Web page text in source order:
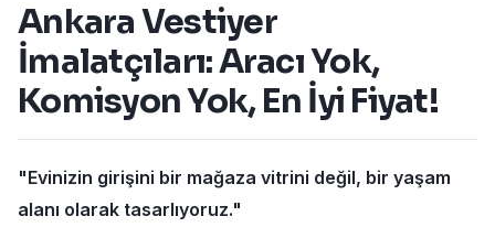
Ankara Vestiyer
İmalatçıları: Aracı Yok,
Komisyon Yok, En İyi Fiyat!
"Evinizin girişini bir mağaza vitrini değil, bir yaşam
alanı olarak tasarlıyoruz."